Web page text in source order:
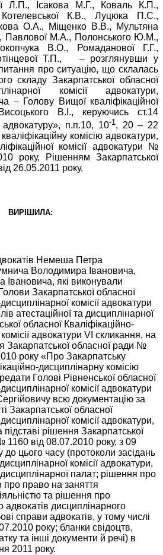
Л.П., Ісакова М.Г., Коваль К.П.,
К.В., Луцюка П.С.,
О.А., Міщенко В.В., Мультяна
М.А., Полонського Ю.М.,
В.О., Ромаданової Г.Г.,
Т.П.,
–розглянувши у
питання про ситуацію, що склалась
складу Закарпатської обласної
комісії адвокатури,
– Голову Вищої кваліфікаційної
В.І., керуючись ст.14
п.п.10, 10-1, 20 – 22
комісію адвокатури,
комісії адвокатури №
року, Рішенням Закарпатської
26.05.2011 року,
ВИРІШИЛА:
Немеша Петра
Володимира Івановича,
які виконували
Закарпатської обласної
комісії адвокатури
атестаційної та дисциплінарної
обласної Кваліфікаційно-
адвокатури VІ скликання, на
Закарпатської обласної ради №
року «Про Закарпатську
дисциплінарну комісію
Голові Рівненської обласної
комісії адвокатури
всю документацію за
Закарпатської обласної
комісії адвокатури,
рішення Закарпатської
1160 від 08.07.2010 року, з 09
до цього часу (протоколи засідань
комісії адвокатури,
дисциплінарної палат; рішення про
про право на заняття
та рішення про
адвокатів дисциплінарного
справи адвокатів, у тому числі
року; бланки свідоцтв,
та інші документи й речі) в
2011 року.